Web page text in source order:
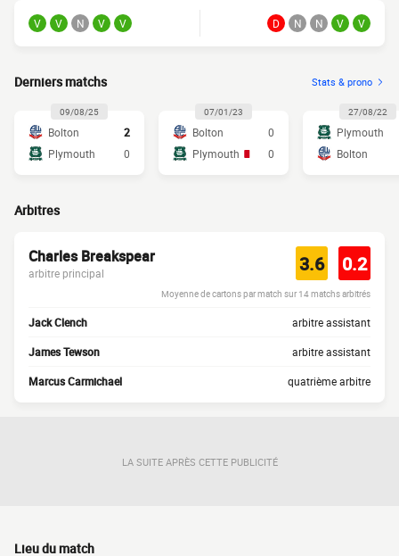
V V N V V D N N V V
Derniers matchs Stats & prono
09/08/25
Bolton
2
Plymouth
0
07/01/23
Bolton
0
Plymouth
0
27/08/22
Plymouth
Bolton
Arbitres
Charles Breakspear
arbitre principal 3.6 0.2
Moyenne de cartons par match sur 14 matchs arbitrés
Jack Clench arbitre assistant
James Tewson arbitre assistant
Marcus Carmichael quatrième arbitre
LA SUITE APRÈS CETTE PUBLICITÉ
Lieu du match